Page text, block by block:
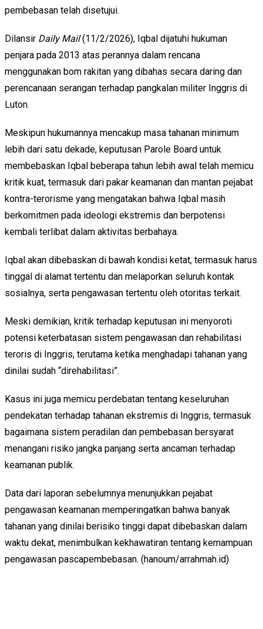
pembebasan telah disetujui.
Dilansir Daily Mail(11/2/2026), Iqbal dijatuhi hukuman
penjara pada 2013 atas perannya dalam rencana
menggunakan bom rakitan yang dibahas secara daring dan
perencanaan serangan terhadap pangkalan militer Inggris di
Luton.
Meskipun hukumannya mencakup masa tahanan minimum
lebih dari satu dekade, keputusan Parole Board untuk
membebaskan Iqbal beberapa tahun lebih awal telah memicu
kritik kuat, termasuk dari pakar keamanan dan mantan pejabat
kontra-terorisme yang mengatakan bahwa Iqbal masih
berkomitmen pada ideologi ekstremis dan berpotensi
kembali terlibat dalam aktivitas berbahaya.
Iqbal akan dibebaskan di bawah kondisi ketat, termasuk harus
tinggal di alamat tertentu dan melaporkan seluruh kontak
sosialnya, serta pengawasan tertentu oleh otoritas terkait.
Meski demikian, kritik terhadap keputusan ini menyoroti
potensi keterbatasan sistem pengawasan dan rehabilitasi
teroris di Inggris, terutama ketika menghadapi tahanan yang
dinilai sudah “direhabilitasi”.
Kasus ini juga memicu perdebatan tentang keseluruhan
pendekatan terhadap tahanan ekstremis di Inggris, termasuk
bagaimana sistem peradilan dan pembebasan bersyarat
menangani risiko jangka panjang serta ancaman terhadap
keamanan publik.
Data dari laporan sebelumnya menunjukkan pejabat
pengawasan keamanan memperingatkan bahwa banyak
tahanan yang dinilai berisiko tinggi dapat dibebaskan dalam
waktu dekat, menimbulkan kekhawatiran tentang kemampuan
pengawasan pascapembebasan. (hanoum/arrahmah.id)